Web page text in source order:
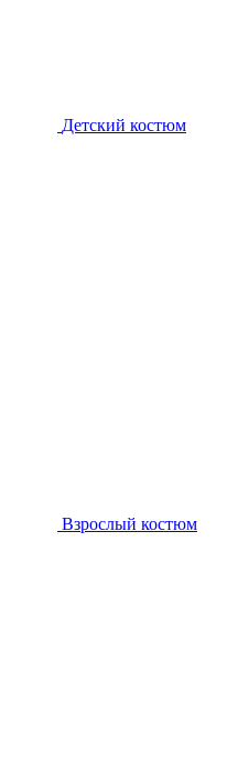
Детский костюм
Взрослый костюм